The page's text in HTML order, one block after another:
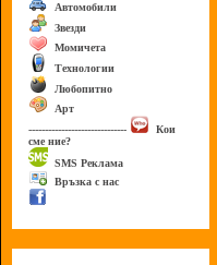
Автомобили
Звезди
Момичета
Технологии
Любопитно
Арт
------------------------------
Кои
сме ние?
SMS Реклама
Връзка с нас